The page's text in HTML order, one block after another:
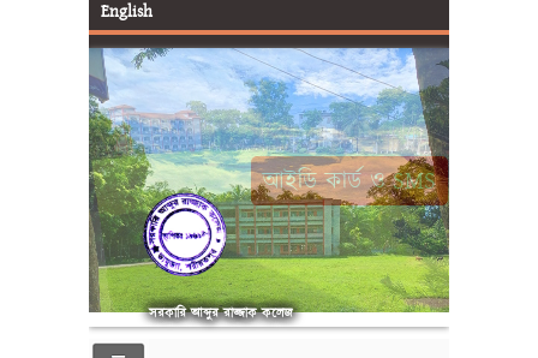
English
সরকারি আব্দুর রাজ্জাক কলেজ
আইডি কার্ড ও SMS